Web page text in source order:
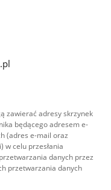
zawierać adresy skrzynek
będącego adresem e-
(adres e-mail oraz
w celu przesłania
danych przez
przetwarzania danych